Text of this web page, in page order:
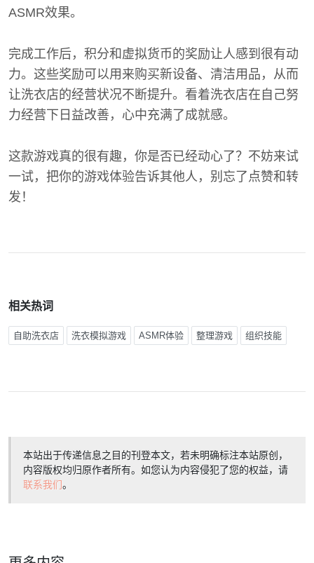
ASMR效果。
完成工作后，积分和虚拟货币的奖励让人感到很有动
力。这些奖励可以用来购买新设备、清洁用品，从而
让洗衣店的经营状况不断提升。看着洗衣店在自己努
力经营下日益改善，心中充满了成就感。
这款游戏真的很有趣，你是否已经动心了？不妨来试
一试，把你的游戏体验告诉其他人，别忘了点赞和转
发！
相关热词
自助洗衣店 洗衣模拟游戏 ASMR体验 整理游戏 组织技能
本站出于传递信息之目的刊登本文，若未明确标注本站原创，
内容版权均归原作者所有。如您认为内容侵犯了您的权益，请
联系我们。